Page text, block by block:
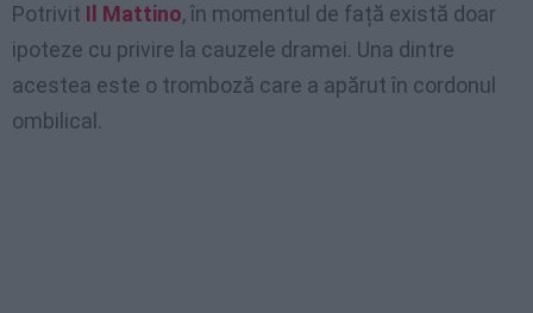
Potrivit Il Mattino, în momentul de față există doar
ipoteze cu privire la cauzele dramei. Una dintre
acestea este o tromboză care a apărut în cordonul
ombilical.